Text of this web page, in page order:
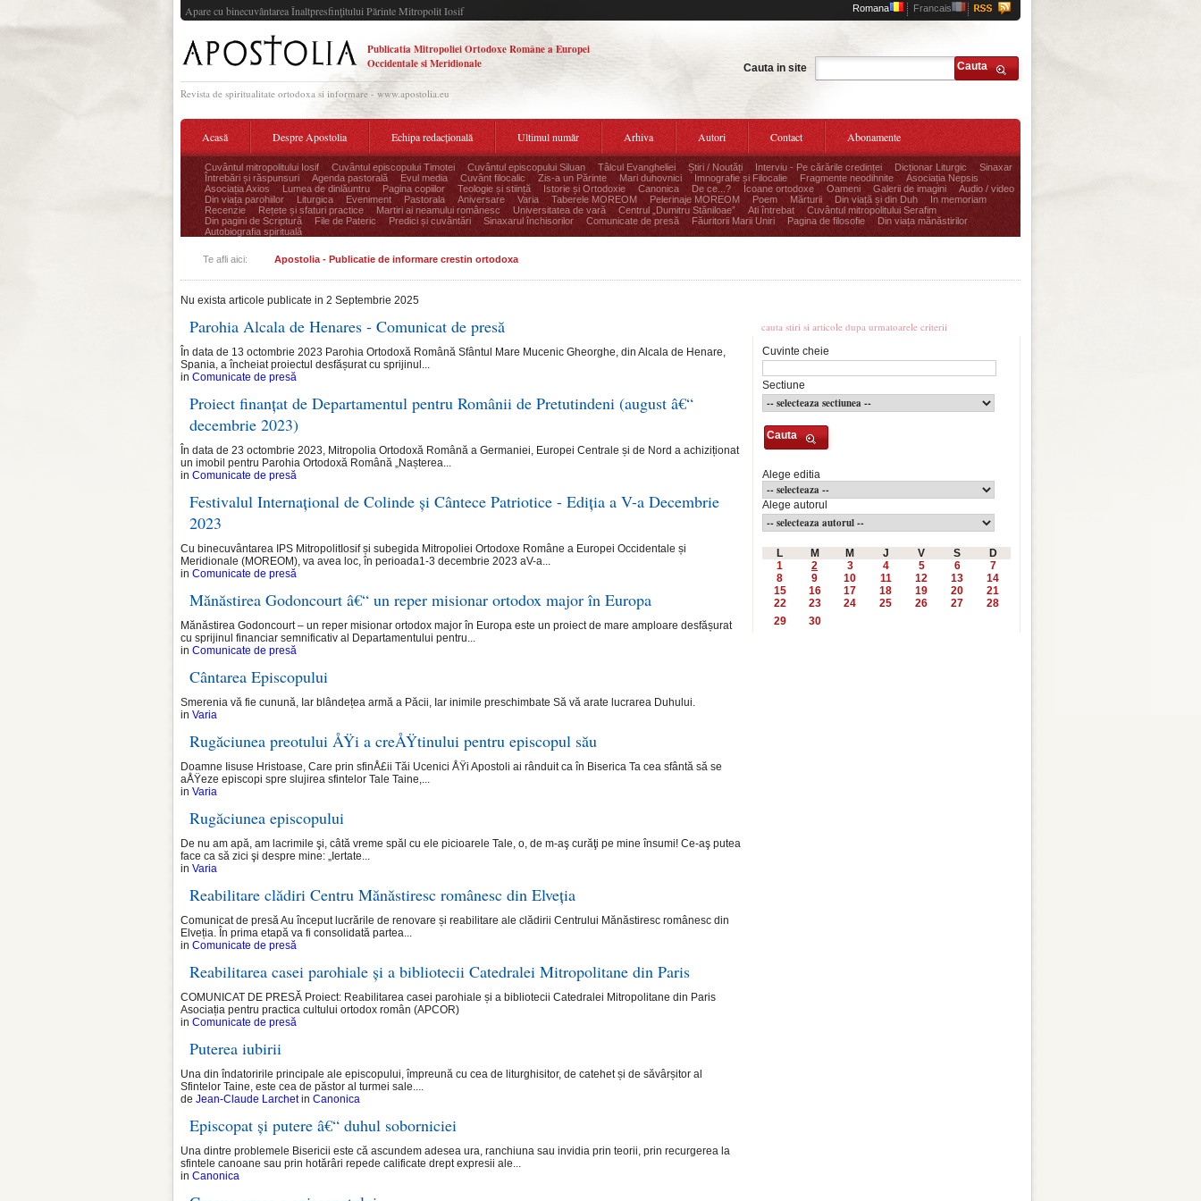
Apare cu binecuvântarea Înaltpresfinţitului Părinte Mitropolit Iosif Romana Francais
Publicatia Mitropoliei Ortodoxe Române a Europei
Occidentale si Meridionale
Revista de spiritualitate ortodoxa si informare - www.apostolia.eu
Cauta in site Cauta
Acasă Despre Apostolia Echipa redacțională Ultimul număr Arhiva Autori Contact Abonamente
Cuvântul mitropolitului Iosif Cuvântul episcopului Timotei Cuvântul episcopului Siluan Tâlcul Evangheliei Știri / Noutăți Interviu - Pe cărările credinței Dicționar Liturgic
Sinaxar
Întrebări și răspunsuri
Agenda pastorală Evul media Cuvânt filocalic Zis-a un Părinte Mari duhovnici Imnografie și Filocalie Fragmente neodihnite
Asociația Nepsis
Asociația Axios
Lumea de dinlăuntru Pagina copiilor Teologie și stiință Istorie și Ortodoxie Canonica De ce...? Icoane ortodoxe Oameni Galerii de imagini
Audio / video
Din viața parohiilor
Liturgica Eveniment Pastorala Aniversare Varia Taberele MOREOM Pelerinaje MOREOM Poem Mărturii Din viață și din Duh
In memoriam
Recenzie
Rețete și sfaturi practice Martiri ai neamului românesc Universitatea de vară Centrul „Dumitru Stăniloae” Ati întrebat
Cuvântul mitropolitului Serafim
Din pagini de Scriptură
File de Pateric Predici și cuvântări Sinaxarul închisorilor Comunicate de presă Făuritorii Marii Uniri Pagina de filosofie
Din viața mănăstirilor
Autobiografia spirituală
Te afli aici: Apostolia - Publicatie de informare crestin ortodoxa
Nu exista articole publicate in 2 Septembrie 2025
Parohia Alcala de Henares - Comunicat de presă
În data de 13 octombrie 2023 Parohia Ortodoxă Română Sfântul Mare Mucenic Gheorghe, din Alcala de Henare,
Spania, a încheiat proiectul desfășurat cu sprijinul...
in Comunicate de presă
Proiect finanțat de Departamentul pentru Românii de Pretutindeni (august â€“
decembrie 2023)
În data de 23 octombrie 2023, Mitropolia Ortodoxă Română a Germaniei, Europei Centrale și de Nord a achiziționat
un imobil pentru Parohia Ortodoxă Română „Nașterea...
in Comunicate de presă
Festivalul Internațional de Colinde și Cântece Patriotice - Ediția a V-a Decembrie
2023
Cu binecuvântarea IPS MitropolitIosif și subegida Mitropoliei Ortodoxe Române a Europei Occidentale și
Meridionale (MOREOM), va avea loc, în perioada1-3 decembrie 2023 aV-a...
in Comunicate de presă
Mănăstirea Godoncourt â€“ un reper misionar ortodox major în Europa
Mănăstirea Godoncourt – un reper misionar ortodox major în Europa este un proiect de mare amploare desfășurat
cu sprijinul financiar semnificativ al Departamentului pentru...
in Comunicate de presă
Cântarea Episcopului
Smerenia vă fie cunună, Iar blândețea armă a Păcii, Iar inimile preschimbate Să vă arate lucrarea Duhului.
in Varia
Rugăciunea preotului ÅŸi a creÅŸtinului pentru episcopul său
Doamne Iisuse Hristoase, Care prin sfinÅ£ii Tăi Ucenici ÅŸi Apostoli ai rânduit ca în Biserica Ta cea sfântă să se
aÅŸeze episcopi spre slujirea sfintelor Tale Taine,...
in Varia
Rugăciunea episcopului
De nu am apă, am lacrimile şi, câtă vreme spăl cu ele picioarele Tale, o, de m-aş curăţi pe mine însumi! Ce‑aş putea
face ca să zici şi despre mine: „Iertate...
in Varia
Reabilitare clădiri Centru Mănăstiresc românesc din Elveția
Comunicat de presă Au început lucrările de renovare și reabilitare ale clădirii Centrului Mănăstiresc românesc din
Elveția. În prima etapă va fi consolidată partea...
in Comunicate de presă
Reabilitarea casei parohiale și a bibliotecii Catedralei Mitropolitane din Paris
COMUNICAT DE PRESĂ Proiect: Reabilitarea casei parohiale și a bibliotecii Catedralei Mitropolitane din Paris
Asociația pentru practica cultului ortodox român (APCOR)
in Comunicate de presă
Puterea iubirii
Una din îndatoririle principale ale episcopului, împreună cu cea de liturghisitor, de catehet și de săvârșitor al
Sfintelor Taine, este cea de păstor al turmei sale....
de Jean-Claude Larchetin Canonica
Episcopat și putere â€“ duhul soborniciei
Una dintre problemele Bisericii este că ascundem adesea ura, ranchiuna sau invidia prin teorii, prin recurgerea la
sfintele canoane sau prin hotărâri repede calificate drept expresii ale...
in Canonica
cauta stiri si articole dupa urmatoarele criterii
Cuvinte cheie
Sectiune
Cauta
Alege editia
Alege autorul
L M M J V S
D
1
2 3 4 5 6
7
8
9 10 11 12 13
14
15
16 17 18 19 20
21
22
23 24 25 26 27
28
29
30